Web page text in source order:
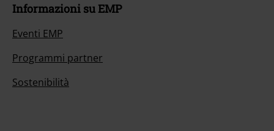
Informazioni su EMP
Eventi EMP
Programmi partner
Sostenibilità